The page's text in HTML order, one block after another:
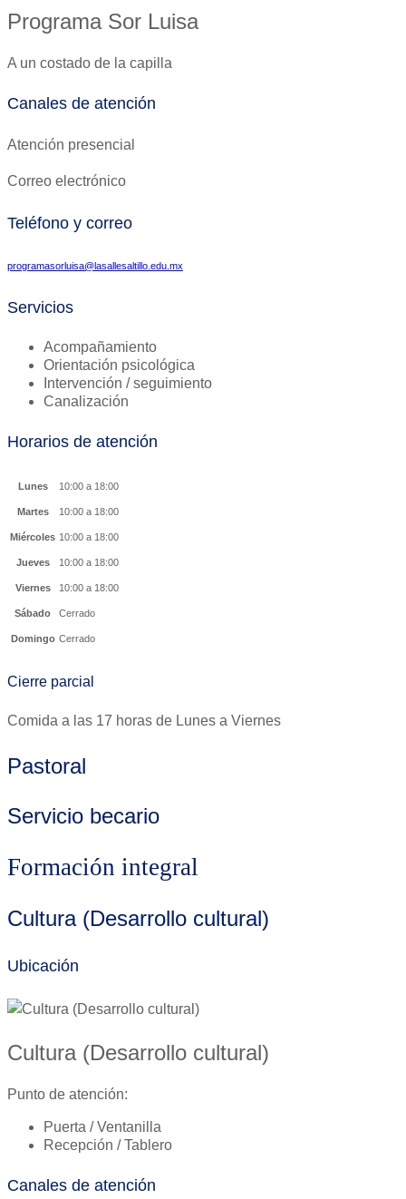
Programa Sor Luisa
A un costado de la capilla
Canales de atención
Atención presencial
Correo electrónico
Teléfono y correo
programasorluisa@lasallesaltillo.edu.mx
Servicios
Acompañamiento
Orientación psicológica
Intervención / seguimiento
Canalización
Horarios de atención
Lunes 10:00 a 18:00
Martes 10:00 a 18:00
Miércoles 10:00 a 18:00
Jueves 10:00 a 18:00
Viernes 10:00 a 18:00
Sábado Cerrado
Domingo Cerrado
Cierre parcial
Comida a las 17 horas de Lunes a Viernes
Pastoral
Servicio becario
Formación integral
Cultura (Desarrollo cultural)
Ubicación
Cultura (Desarrollo cultural)
Punto de atención:
Puerta / Ventanilla
Recepción / Tablero
Canales de atención